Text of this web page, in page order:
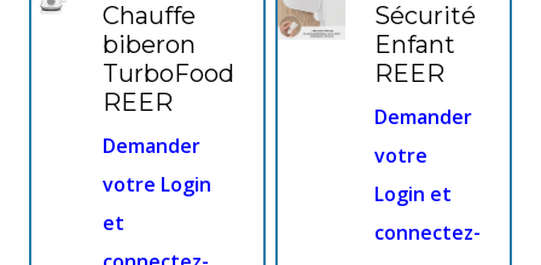
Chauffe
biberon
TurboFood
REER
Demander
votre Login
et
Sécurité
Enfant
REER
Demander
votre
Login et
connectez-